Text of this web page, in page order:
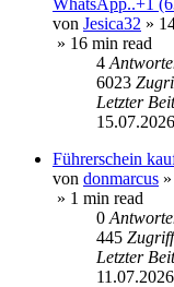
von Jesica32 »
» 16 min read
4
6023
Letzter
Führerschein
von donmarcus »
» 1 min read
0
445
Letzter